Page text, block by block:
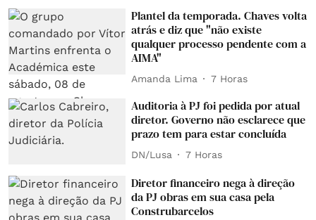
Plantel da temporada. Chaves volta
atrás e diz que "não existe
qualquer processo pendente com a
AIMA"
Amanda Lima 7 Horas
Auditoria à PJ foi pedida por atual
diretor. Governo não esclarece que
prazo tem para estar concluída
DN/Lusa 7 Horas
Diretor financeiro nega à direção
da PJ obras em sua casa pela
Construbarcelos